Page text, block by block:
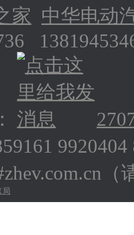
家 中华电动